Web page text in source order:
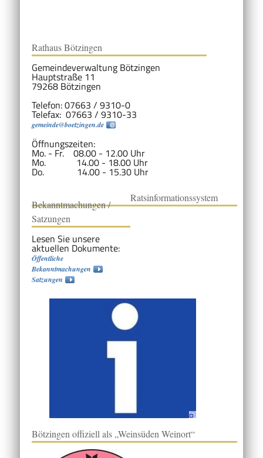
Rathaus Bötzingen
Gemeindeverwaltung Bötzingen
Hauptstraße 11
79268 Bötzingen
Telefon: 07663 / 9310-0
Telefax: 07663 / 9310-33
gemeinde@boetzingen.de
Öffnungszeiten:
Mo. - Fr. 08.00 - 12.00 Uhr
Mo. 14.00 - 18.00 Uhr
Do. 14.00 - 15.30 Uhr
Bekanntmachungen /
Satzungen
Lesen Sie unsere
aktuellen Dokumente:
Öffentliche
Bekanntmachungen
Satzungen
Ratsinformationssystem
Bötzingen offiziell als „Weinsüden Weinort“